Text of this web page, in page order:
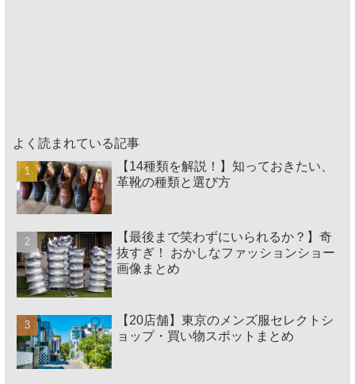
よく読まれている記事
【14種類を解説！】知っておきたい、
革靴の種類と選び方
【最後まで笑わずにいられるか？】奇
抜すぎ！ おかしなファッションショー
画像まとめ
【20店舗】東京のメンズ服セレクトシ
ョップ・買い物スポットまとめ